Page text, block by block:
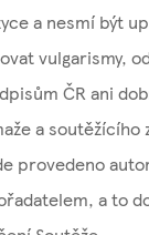
a nesmí být
vulgarismy,
ČR ani
a soutěžícího
provedeno
a to